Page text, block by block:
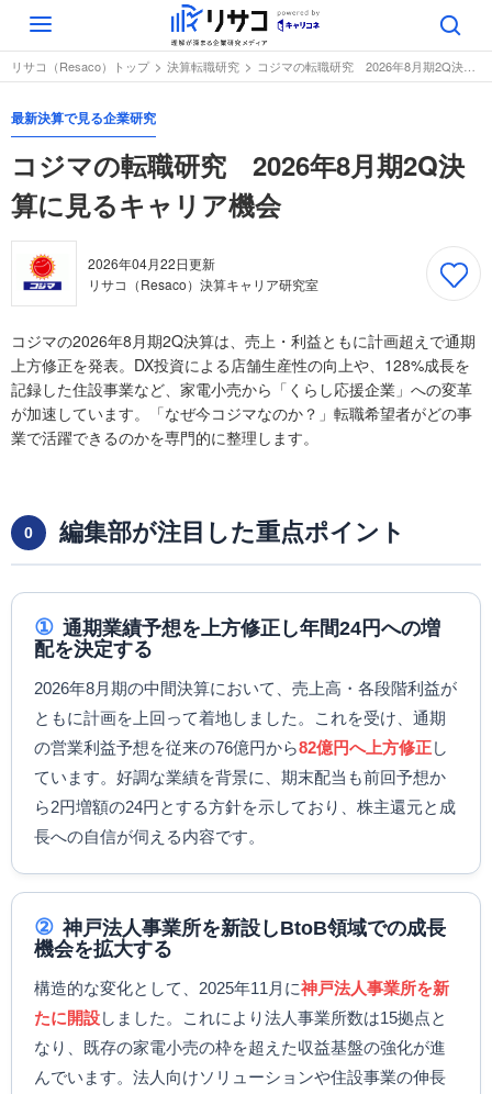
Toggle
navigation
リサコ（Resaco）トップ 決算転職研究 コジマの転職研究 2026年8月期2Q決算に見るキャリア機会
最新決算で見る企業研究
コジマの転職研究 2026年8月期2Q決
算に見るキャリア機会
2026年04月22日更新
リサコ（Resaco）決算キャリア研究室
コジマの2026年8月期2Q決算は、売上・利益ともに計画超えで通期
上方修正を発表。DX投資による店舗生産性の向上や、128%成長を
記録した住設事業など、家電小売から「くらし応援企業」への変革
が加速しています。「なぜ今コジマなのか？」転職希望者がどの事
業で活躍できるのかを専門的に整理します。
0 編集部が注目した重点ポイント
① 通期業績予想を上方修正し年間24円への増
配を決定する
2026年8月期の中間決算において、売上高・各段階利益が
ともに計画を上回って着地しました。これを受け、通期
の営業利益予想を従来の76億円から82億円へ上方修正し
ています。好調な業績を背景に、期末配当も前回予想か
ら2円増額の24円とする方針を示しており、株主還元と成
長への自信が伺える内容です。
② 神戸法人事業所を新設しBtoB領域での成長
機会を拡大する
構造的な変化として、2025年11月に神戸法人事業所を新
たに開設しました。これにより法人事業所数は15拠点と
なり、既存の家電小売の枠を超えた収益基盤の強化が進
んでいます。法人向けソリューションや住設事業の伸長